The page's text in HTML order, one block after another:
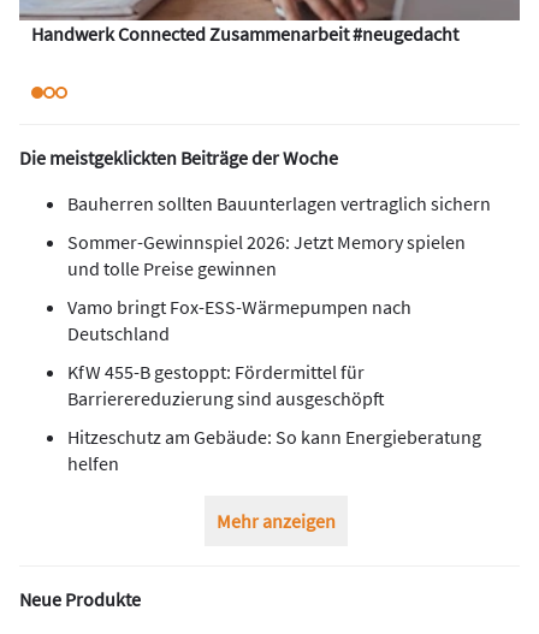
Handwerk Connected Zusammenarbeit #neugedacht
Die meistgeklickten Beiträge der Woche
Bauherren sollten Bauunterlagen vertraglich sichern
Sommer-Gewinnspiel 2026: Jetzt Memory spielen
und tolle Preise gewinnen
Vamo bringt Fox-ESS-Wärmepumpen nach
Deutschland
KfW 455-B gestoppt: Fördermittel für
Barrierereduzierung sind ausgeschöpft
Hitzeschutz am Gebäude: So kann Energieberatung
helfen
Mehr anzeigen
Neue Produkte